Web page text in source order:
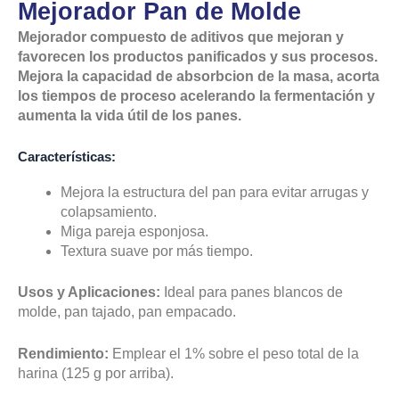
Mejorador Pan de Molde
Mejorador compuesto de aditivos que mejoran y
favorecen los productos panificados y sus procesos.
Mejora la capacidad de absorbcion de la masa, acorta
los tiempos de proceso acelerando la fermentación y
aumenta la vida útil de los panes.
Características:
Mejora la estructura del pan para evitar arrugas y
colapsamiento.
Miga pareja esponjosa.
Textura suave por más tiempo.
Usos y Aplicaciones: Ideal para panes blancos de
molde, pan tajado, pan empacado.
Rendimiento: Emplear el 1% sobre el peso total de la
harina (125 g por arriba).